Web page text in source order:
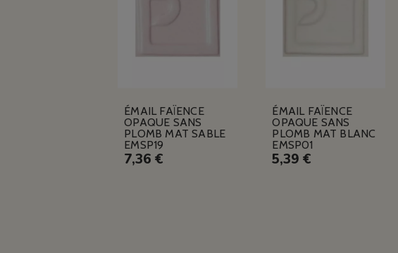
ÉMAIL FAÏENCE
OPAQUE SANS
PLOMB MAT SABLE
EMSP19
7,36 €
ÉMAIL FAÏENCE
OPAQUE SANS
PLOMB MAT BLANC
EMSP01
5,39 €